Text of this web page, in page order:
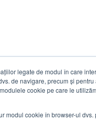
legate de modul în care
de navigare, precum și
cookie pe care le
modul cookie în browser-ul dvs.